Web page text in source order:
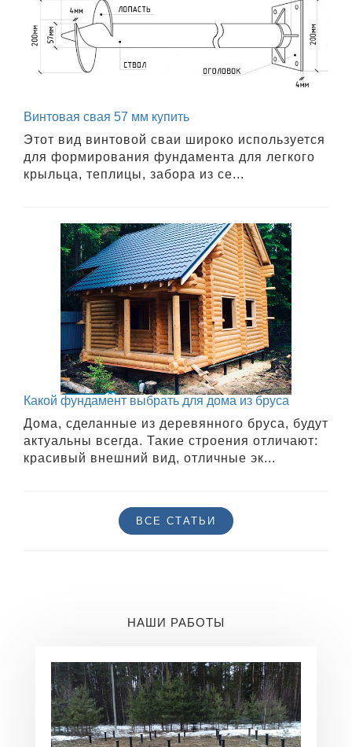
Винтовая свая 57 мм купить
Этот вид винтовой сваи широко используется
для формирования фундамента для легкого
крыльца, теплицы, забора из се...
Какой фундамент выбрать для дома из бруса
Дома, сделанные из деревянного бруса, будут
актуальны всегда. Такие строения отличают:
красивый внешний вид, отличные эк...
ВСЕ СТАТЬИ
НАШИ РАБОТЫ